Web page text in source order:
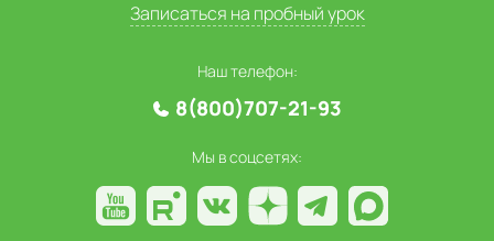
Записаться на пробный урок
Наш телефон:
8(800)707-21-93
Мы в соцсетях: